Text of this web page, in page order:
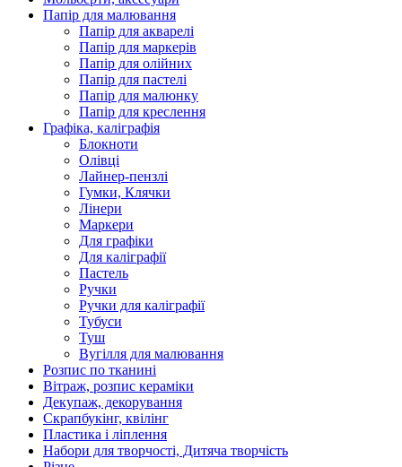
Папір для малювання
Папір для акварелі
Папір для маркерів
Папір для олійних
Папір для пастелі
Папір для малюнку
Папір для креслення
Графіка, каліграфія
Блокноти
Олівці
Лайнер-пензлі
Гумки, Клячки
Лінери
Маркери
Для графіки
Для каліграфії
Пастель
Ручки
Ручки для каліграфії
Тубуси
Туш
Вугілля для малювання
Розпис по тканині
Вітраж, розпис кераміки
Декупаж, декорування
Скрапбукінг, квілінг
Пластика і ліплення
Набори для творчості, Дитяча творчість